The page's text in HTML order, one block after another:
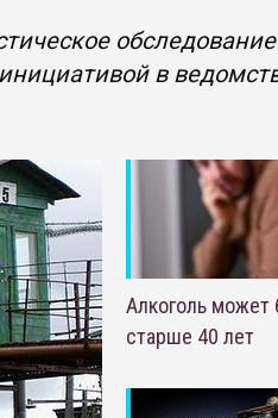
обследование
в
Алкоголь
старше 40 лет